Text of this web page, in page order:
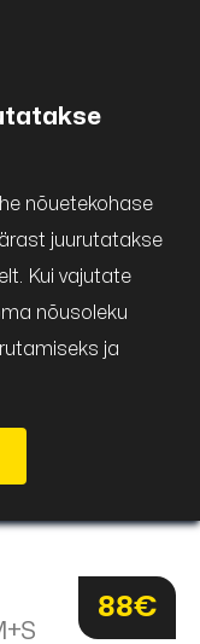
88€
nõuetekohase
juurutatakse
Kui vajutate
nõusoleku
ja